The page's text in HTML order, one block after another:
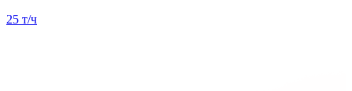
25 т/ч